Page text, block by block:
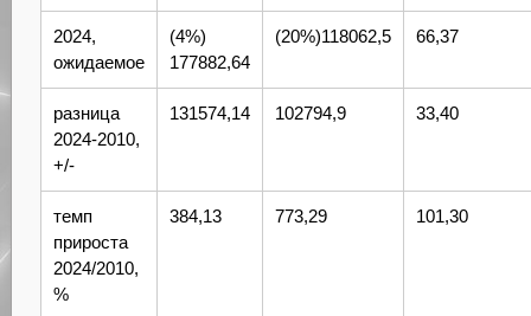
2024,
ожидаемое
(4%)
177882,64
(20%)118062,5 66,37
разница
2024-2010,
+/-
131574,14 102794,9 33,40
темп
прироста
2024/2010,
%
384,13 773,29 101,30